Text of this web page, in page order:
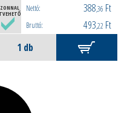
Nettó: 388,36 Ft
Bruttó: 493,22 Ft